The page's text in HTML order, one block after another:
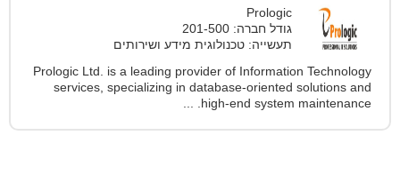
Prologic
גודל חברה: 201-500
תעשייה: טכנולוגית מידע ושירותים
Prologic Ltd. is a leading provider of Information Technology
services, specializing in database-oriented solutions and
high-end system maintenance. ...